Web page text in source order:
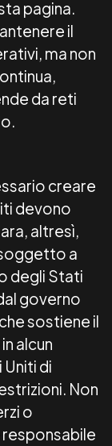
pagina.
il
ma non
da reti
creare
devono
altresì,
soggetto a
degli Stati
governo
sostiene il
alcun
di
Non
o
responsabile